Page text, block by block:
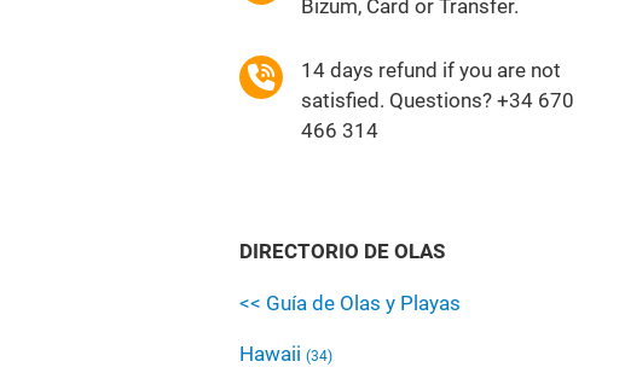
Bizum, Card or Transfer.
14 days refund if you are not
satisfied. Questions? +34 670
466 314
DIRECTORIO DE OLAS
<< Guía de Olas y Playas
Hawaii (34)